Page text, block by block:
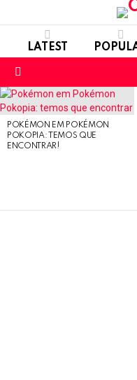
LATEST
LATEST
STORIES
POKÉMON EM POKÉMON
POKOPIA: TEMOS QUE
ENCONTRAR!